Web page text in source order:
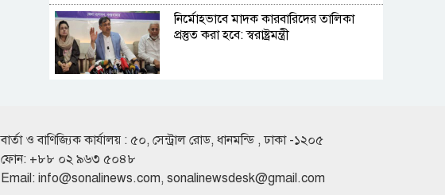
নির্মোহভাবে মাদক কারবারিদের তালিকা
প্রস্তুত করা হবে: স্বরাষ্ট্রমন্ত্রী
ফেরিতে উঠতে গিয়ে নদীতে পিকআপ, ৩
লাখ টাকার গরু নিহত
বার্তা ও বাণিজ্যিক কার্যালয় : ৫০, সেন্ট্রাল রোড, ধানমন্ডি , ঢাকা -১২০৫
ফোন: +৮৮ ০২ ৯৬৩ ৫০৪৮
Email: info@sonalinews.com, sonalinewsdesk@gmail.com